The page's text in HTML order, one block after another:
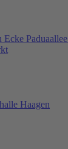
Ecke
Haagen